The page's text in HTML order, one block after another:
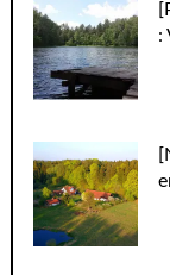
: